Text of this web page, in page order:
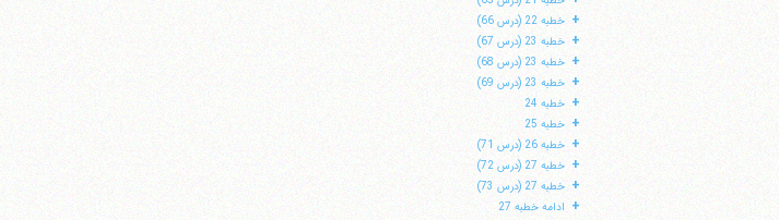
+ خطبه 22 (درس 66)
+ خطبه 23 (درس 67)
+ خطبه 23 (درس 68)
+ خطبه 23 (درس 69)
+ خطبه 24
+ خطبه 25
+ خطبه 26 (درس 71)
+ خطبه 27 (درس 72)
+ خطبه 27 (درس 73)
+ ادامه خطبه 27